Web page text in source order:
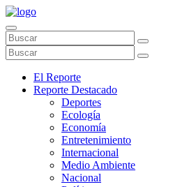
El Reporte
Reporte Destacado
Deportes
Ecología
Economía
Entretenimiento
Internacional
Medio Ambiente
Nacional